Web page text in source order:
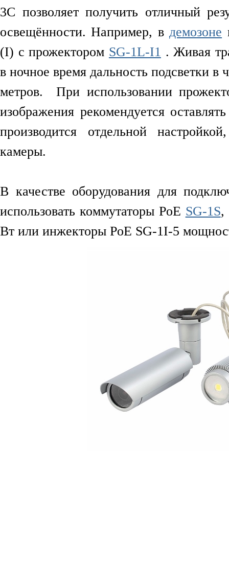
3C позволяет получить отличный
освещённости. Например, вдемозоне
(I) с прожектором SG-1L-I1 . Живая
в ночное время дальность подсветки в
метров. При использовании
изображения рекомендуется
производится отдельной
камеры.
В качестве оборудования для
использовать коммутаторы PoE SG-1S,
Вт или инжекторы PoE SG-1I-5